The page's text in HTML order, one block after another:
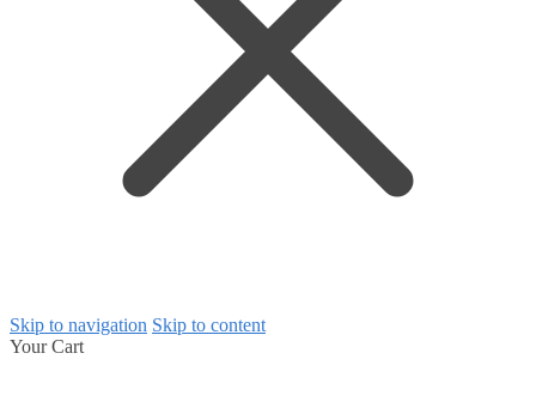
Skip to navigation Skip to content
Your Cart